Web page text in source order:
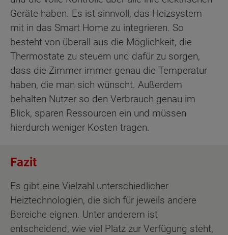
Geräte haben. Es ist sinnvoll, das Heizsystem
mit in das Smart Home zu integrieren. So
besteht von überall aus die Möglichkeit, die
Thermostate zu steuern und dafür zu sorgen,
dass die Zimmer immer genau die Temperatur
haben, die man sich wünscht. Außerdem
behalten Nutzer so den Verbrauch genau im
Blick, sparen Ressourcen ein und müssen
hierdurch weniger Kosten tragen.
Fazit
Es gibt eine Vielzahl unterschiedlicher
Heiztechnologien, die sich für jeweils andere
Bereiche eignen. Unter anderem ist
entscheidend, wie viel Platz zur Verfügung steht,